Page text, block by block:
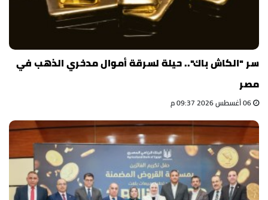
سر "الكاش باك".. حيلة لسرقة أموال مدخري الذهب في
مصر